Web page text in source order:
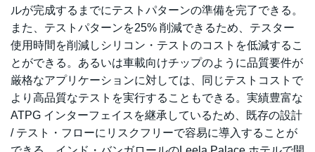
ルが完成するまでにテストパターンの準備を完了できる。
また、テストパターンを25% 削減できるため、テスター
使用時間を削減しシリコン・テストのコストを低減するこ
とができる。あるいは車載向けチップのように品質要件が
厳格なアプリケーションに対しては、同じテストコストで
より高品質なテストを実行することもできる。実績豊富な
ATPG インターフェイスを継承しているため、既存の設計
/ テスト・フローにリスクフリーで容易に導入することが